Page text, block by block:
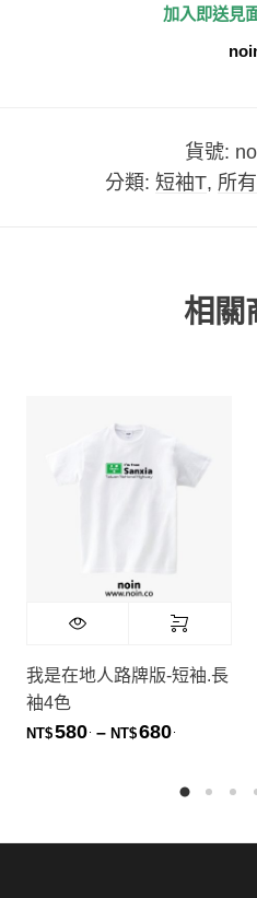
加入即送見
貨號:
分類: 短袖T, 所
相關
我是在地人路牌版-短袖.長
袖4色
NT$580 – NT$680價格範圍